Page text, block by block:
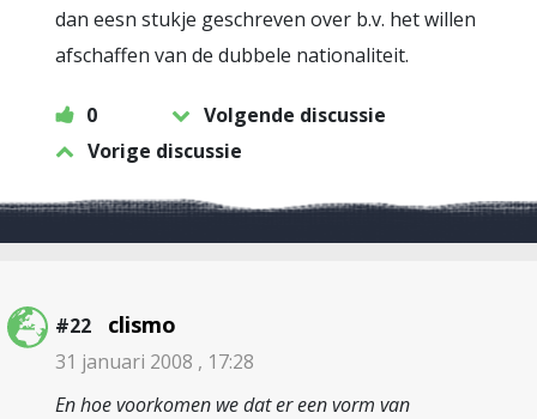
dan eesn stukje geschreven over b.v. het willen
afschaffen van de dubbele nationaliteit.
0
Volgende discussie
Vorige discussie
#22 clismo
31 januari 2008 , 17:28
En hoe voorkomen we dat er een vorm van